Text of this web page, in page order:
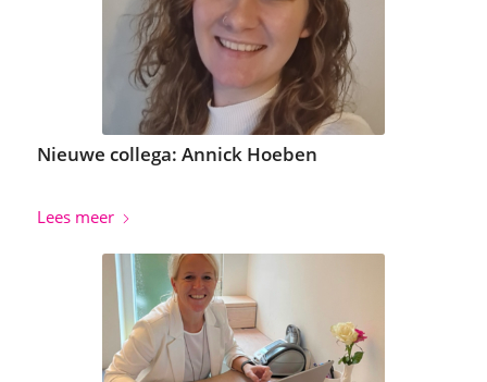
Nieuwe collega: Annick Hoeben
Lees meer